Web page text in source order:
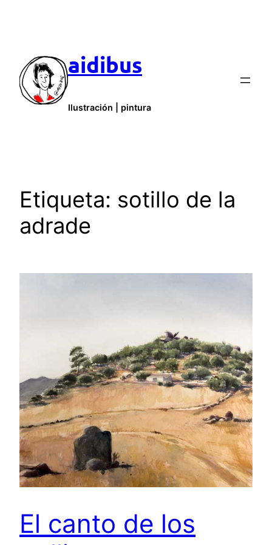
aidibus
Ilustración | pintura
Etiqueta: sotillo de la
adrade
El canto de los